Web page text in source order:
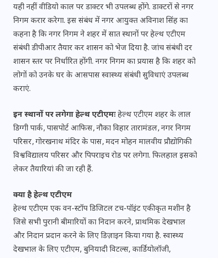
यही नहीं वीडियो काल पर डाक्टर भी उपलब्ध होंगे. डाक्टरों से नगर
निगम करार करेगा. इस संबंध में नगर आयुक्त अविनाश सिंह का
कहना है कि नगर निगम ने शहर में सात स्थानों पर हेल्थ एटीएम
संबंधी डीपीआर तैयार कर शासन को भेज दिया है. जांच संबंधी दर
शासन स्तर पर निर्धारित होंगी. नगर निगम का प्रयास है कि शहर को
लोगों को उनके घर के आसपास स्वास्थ्य संबंधी सुविधाएं उपलब्ध
कराएं.
इन स्थानों पर लगेगा हेल्थ एटीएमःहेल्थ एटीएम शहर के लाल
डिग्गी पार्क‚ पासपोर्ट आफिस‚ नौका विहार तारामंडल‚ नगर निगम
परिसर‚ गोरखनाथ मंदिर के पास‚ मदन मोहन मालवीय प्रौद्योगिकी
विश्वविद्यालय परिसर और पिपराइच रोड पर लगेगा. फिलहाल इसको
लेकर तैयारियां की जा रही हैं.
क्या है हेल्थ एटीएम
हेल्थ एटीएम एक वन-स्टॉप डिजिटल टच-पॉइंट एकीकृत मशीन है
जिसे सभी पुरानी बीमारियों का निदान करने, प्राथमिक देखभाल
और निदान प्रदान करने के लिए डिज़ाइन किया गया है. स्वास्थ्य
देखभाल के लिए एटीएम, बुनियादी विटल्स, कार्डियोलॉजी,